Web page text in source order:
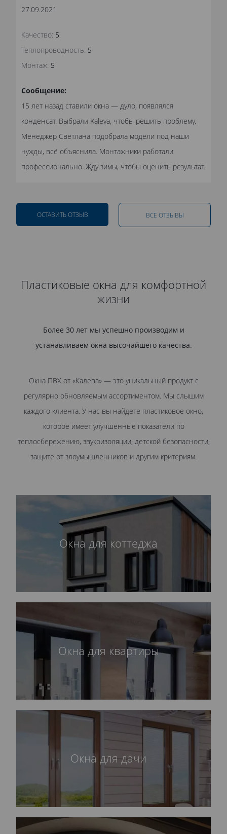
27.09.2021
Качество: 5
Теплопроводность: 5
Монтаж: 5
Сообщение:
15 лет назад ставили окна — дуло, появлялся
конденсат. Выбрали Kaleva, чтобы решить проблему.
Менеджер Светлана подобрала модели под наши
нужды, всё объяснила. Монтажники работали
профессионально. Жду зимы, чтобы оценить результат.
ОСТАВИТЬ ОТЗЫВ ВСЕ ОТЗЫВЫ
Пластиковые окна для комфортной
жизни
Более 30 лет мы успешно производим и
устанавливаем окна высочайшего качества.
Окна ПВХ от «Калева» — это уникальный продукт с
регулярно обновляемым ассортиментом. Мы слышим
каждого клиента. У нас вы найдете пластиковое окно,
которое имеет улучшенные показатели по
теплосбережению, звукоизоляции, детской безопасности,
защите от злоумышленников и другим критериям.
Окна для коттеджа
Окна для квартиры
Окна для дачи